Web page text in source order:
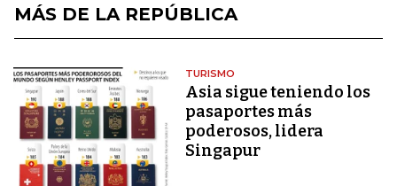
MÁS DE LA REPÚBLICA
TURISMO
Asia sigue teniendo los
pasaportes más
poderosos, lidera
Singapur